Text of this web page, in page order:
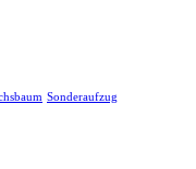
Sonderaufzug